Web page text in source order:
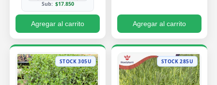
Sub: $17.850
Agregar al carrito Agregar al carrito
STOCK 305U STOCK 285U